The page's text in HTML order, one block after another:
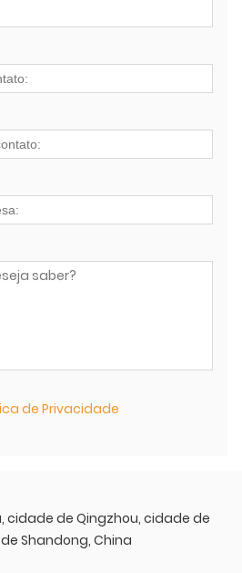
de Privacidade
cidade de Qingzhou, cidade de
Shandong, China